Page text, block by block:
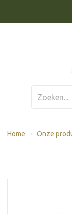
Home Onze